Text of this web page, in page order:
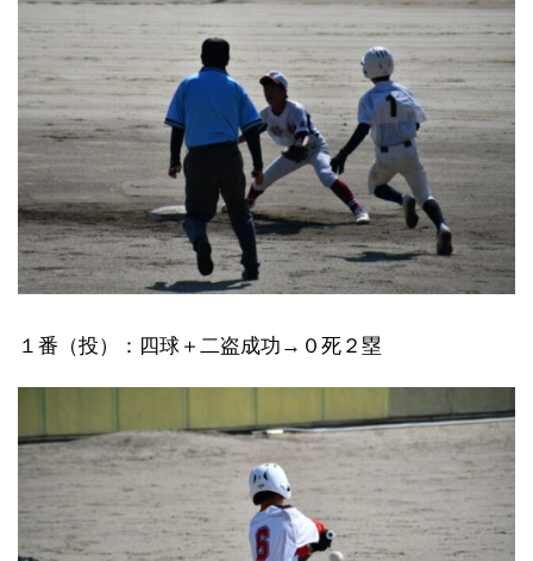
１番（投）：四球＋二盗成功→０死２塁